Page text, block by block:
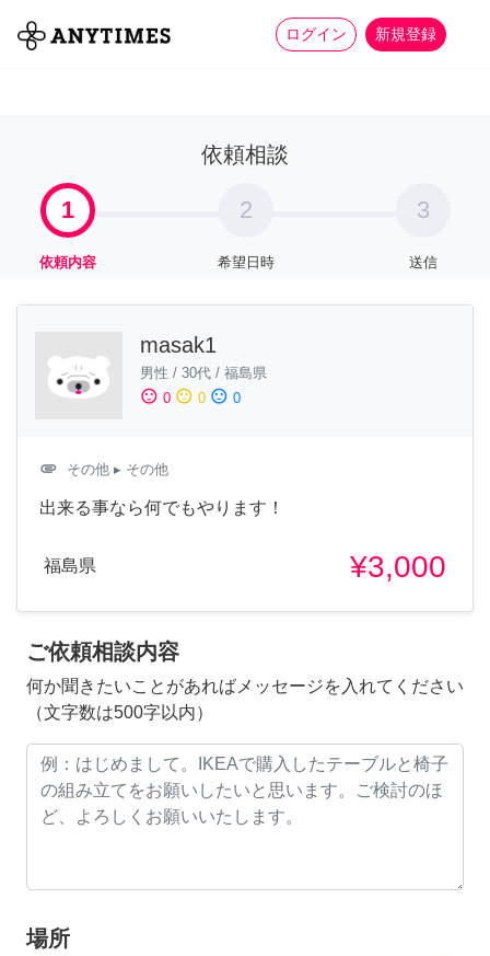
ログイン 新規登録
全て 家事 more_horiz
依頼相談
1
依頼内容
2
希望日時
3
送信
masak1
男性 / 30代 / 福島県
sentiment_satisfied 0 sentiment_neutral 0 sentiment_dissatisfied 0
attachment その他 ▸ その他
出来る事なら何でもやります！
福島県 ¥3,000
ご依頼相談内容
何か聞きたいことがあればメッセージを入れてください
（文字数は500字以内）
場所